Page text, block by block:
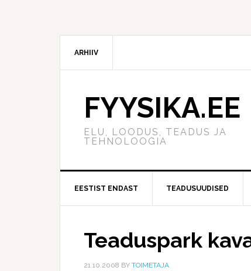
ARHIIV
FYYSIKA.EE
ELU, LOODUS, TEADUS JA
TEHNOLOOGIA
EESTIST ENDAST TEADUSUUDISED
Teaduspark
21.10.2008 BY TOIMETAJA